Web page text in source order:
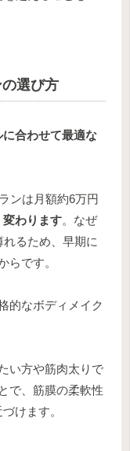
選び方
合わせて最適な
ンは月額約6万円
変わります。なぜ
るため、早期に
らです。
的なボディメイク
い方や筋肉太りで
で、筋膜の柔軟性
けます。